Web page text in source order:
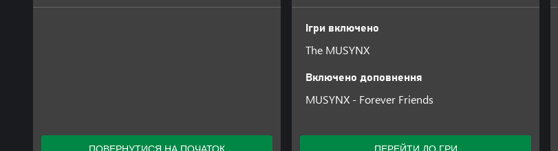
ПОВЕРНУТИСЯ НА ПОЧАТОК
Ігри включено
The MUSYNX
Включено доповнення
MUSYNX - Forever Friends
ПЕРЕЙТИ ДО ГРИ